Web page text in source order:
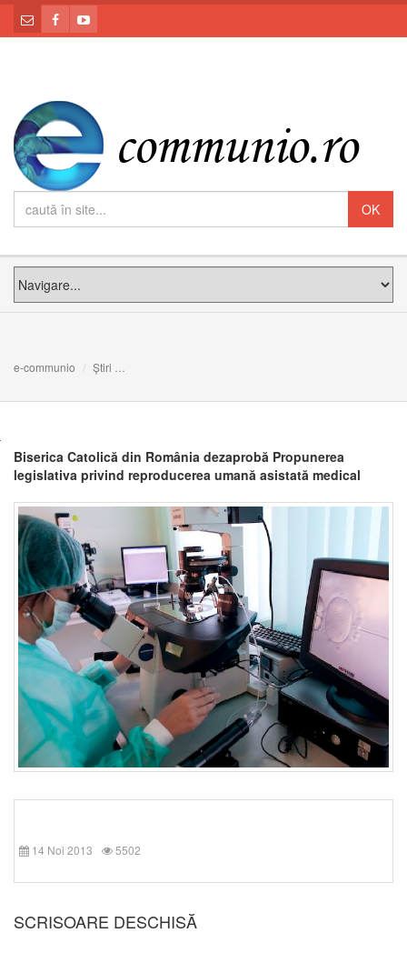
e-communio Știri
Biserica Catolică din România dezaprobă Propunerea
legislativa privind reproducerea umană asistată medical
14 Noi 2013 5502
SCRISOARE DESCHISĂ